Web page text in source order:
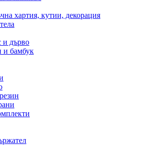
хартия, кутии, декорация
и дърво
и бамбук